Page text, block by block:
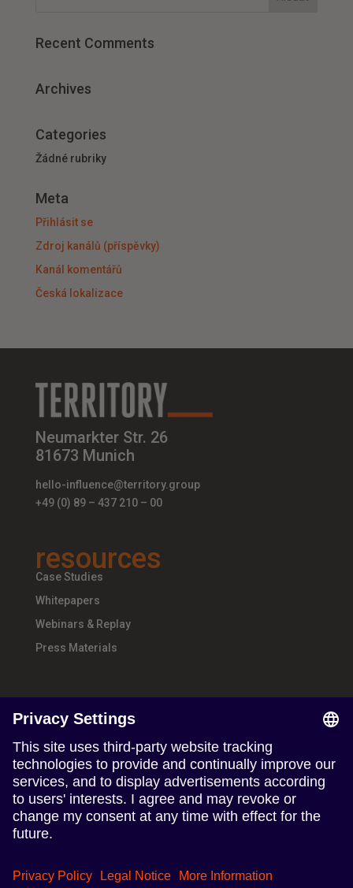
Recent Comments
Archives
Categories
Žádné rubriky
Meta
Přihlásit se
Zdroj kanálů (příspěvky)
Kanál komentářů
Česká lokalizace
Neumarkter Str. 26
81673 Munich
hello-influence@territory.group
+49 (0) 89 – 437 210 – 00
resources
Case Studies
Whitepapers
Webinars & Replay
Press Materials
about
About Us
Teams & Offices
Careers
follow us